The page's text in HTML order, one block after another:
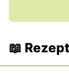
📖 Rezept